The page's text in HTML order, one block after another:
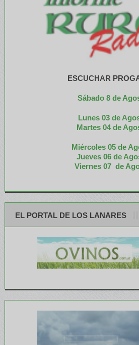
ESCUCHAR
Sábado 8 de
Lunes 03 de
Martes 04 de
Miércoles 05 de
Jueves 06 de
Viernes 07 de
EL PORTAL DE LOS LANARES